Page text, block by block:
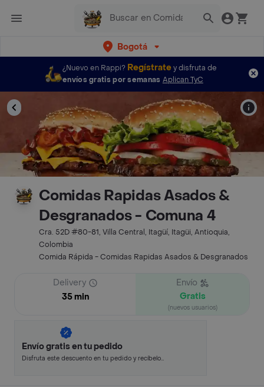
Bogotá
¿Nuevo en Rappi? Regístratey disfruta de
envíos gratis por semanas Aplican TyC
Comidas Rapidas Asados &
Desgranados - Comuna 4
Cra. 52D #80-81, Villa Central, Itagüí, Itagüi, Antioquia,
Colombia
Comida Rápida - Comidas Rapidas Asados & Desgranados
Delivery
35 min
Envío
Gratis
(nuevos usuarios)
Envío gratis en tu pedido
Disfruta este descuento en tu pedido y recíbelo